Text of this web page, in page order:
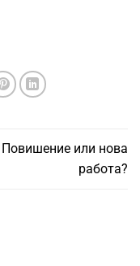
Повишение или нова
работа?